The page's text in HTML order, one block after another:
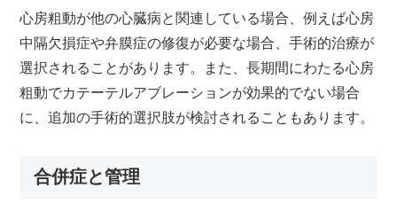
心房粗動が他の心臓病と関連している場合、例えば心房
中隔欠損症や弁膜症の修復が必要な場合、手術的治療が
選択されることがあります。また、長期間にわたる心房
粗動でカテーテルアブレーションが効果的でない場合
に、追加の手術的選択肢が検討されることもあります。
合併症と管理